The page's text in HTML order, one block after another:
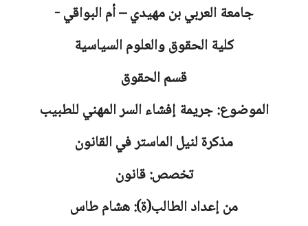
جامعةالعربي بن مهيدي – أم البواقي -
كلية الحقوق والعلوم السياسية
قسم الحقوق
الموضوع: جريمة إفشاء السر المهني للطبيب
مذكرة لنيل الماستر في القانون
تخصص: قانون
من إعداد الطالب(ة): هشام طاس